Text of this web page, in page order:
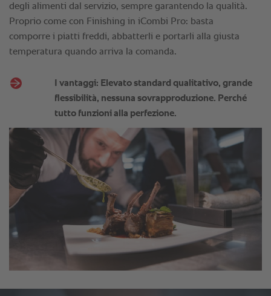
degli alimenti dal servizio, sempre garantendo la qualità.
Proprio come con Finishing in iCombi Pro: basta
comporre i piatti freddi, abbatterli e portarli alla giusta
temperatura quando arriva la comanda.
I vantaggi: Elevato standard qualitativo, grande
flessibilità, nessuna sovrapproduzione. Perché
tutto funzioni alla perfezione.